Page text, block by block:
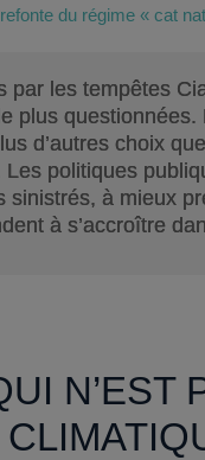
du régime « cat
par les tempêtes
plus
d’autres choix
politiques
sinistrés, à mieux
à s’accroître
N’EST